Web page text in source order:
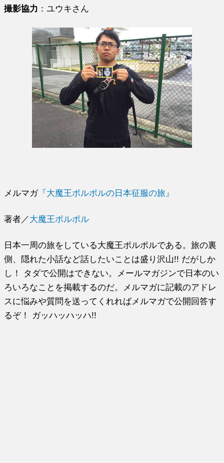
撮影協力 ：ユウキさん
メルマガ『大魔王ポルポルの日本征服の旅』
著者／大魔王ポルポル
日本一周の旅をしている大魔王ポルポルである。旅の裏
側、隠れた小話など話したいことは盛り沢山!! だがしか
し！ タダで公開はできない。メールマガジンで日本のい
ろいろなことを掲載するのだ。メルマガに記載のアドレ
スに悩みや質問を送ってくれればメルマガで公開回答す
るぞ！ ガッハッハッハ!!